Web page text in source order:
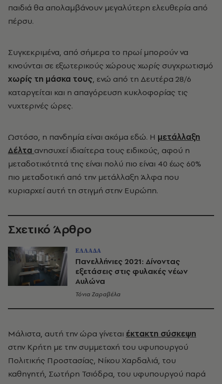
παιδιά θα απολαμβάνουν μεγαλύτερη ελευθερία από
πέρσυ.
Συγκεκριμένα, από σήμερα το πρωί μπορούν να
κινούνται σε εξωτερικούς χώρους χωρίς συγχρωτισμό
χωρίς τη μάσκα τους, ενώ από τη Δευτέρα 28/6
καταργείται και η απαγόρευση κυκλοφορίας τις
νυχτερινές ώρες.
Ωστόσο, η πανδημία είναι ακόμα εδώ. Η μετάλλαξη
Δέλτα ανησυχεί ιδιαίτερα τους ειδικούς, αφού η
μεταδοτικότητά της είναι πολύ πιο είναι 40 έως 60%
πιο μεταδοτική από την μετάλλαξη Άλφα που
κυριαρχεί αυτή τη στιγμή στην Ευρώπη.
Σχετικό Άρθρο
ΕΛΛΑΔΑ
Πανελλήνιες 2021: Δίνοντας
εξετάσεις στις φυλακές νέων
Αυλώνα
Τόνια Ζαραβέλα
Μάλιστα, αυτή την ώρα γίνεται έκτακτη σύσκεψη
στην Κρήτη με την συμμετοχή του υφυπουργού
Πολιτικής Προστασίας, Νίκου Χαρδαλιά, του
καθηγητή, Σωτήρη Τσιόδρα, του υφυπουργού παρά